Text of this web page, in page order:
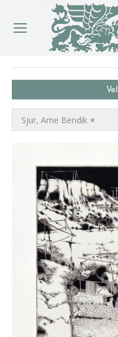
×
Sjur, Arne Bendik